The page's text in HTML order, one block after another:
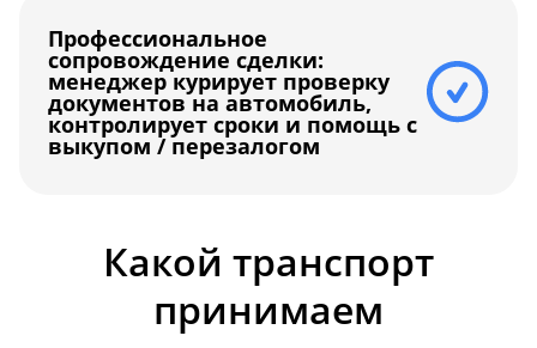
Профессиональное
сопровождение сделки:
менеджер курирует проверку
документов на автомобиль,
контролирует сроки и помощь с
выкупом / перезалогом
Какой транспорт
принимаем